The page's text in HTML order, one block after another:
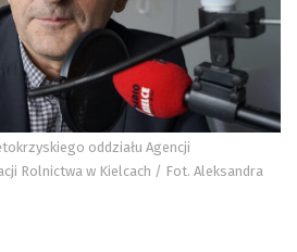
oddziału Agencji
Rolnictwa w Kielcach / Fot. Aleksandra